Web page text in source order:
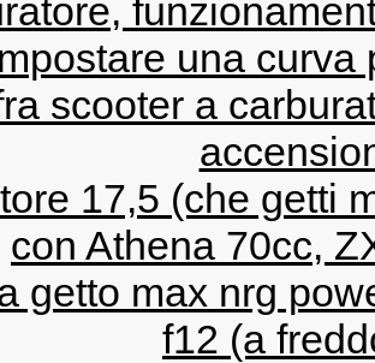
una curva
scooter a
17,5 (che getti
con Athena 70cc,
getto max nrg
f12 (a